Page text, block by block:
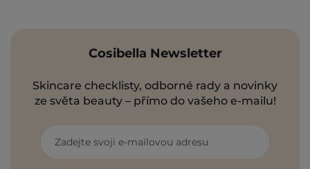
Cosibella Newsletter
Skincare checklisty, odborné rady a novinky
ze světa beauty – přímo do vašeho e-mailu!
Zadejte svoji e-mailovou adresu